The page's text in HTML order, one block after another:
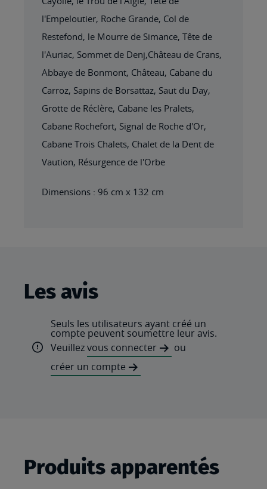
l'Empeloutier, Roche Grande, Col de
Restefond, le Mourre de Simance, Tête de
l'Auriac, Sommet de Denj,Château de Crans,
Abbaye de Bonmont, Château, Cabane du
Carroz, Sapins de Borsattaz, Saut du Day,
Grotte de Réclère, Cabane les Pralets,
Cabane Rochefort, Signal de Roche d'Or,
Cabane Trois Chalets, Chalet de la Dent de
Vaution, Résurgence de l'Orbe
Dimensions : 96 cm x 132 cm
Les avis
Seuls les utilisateurs ayant créé un
compte peuvent soumettre leur avis.
Veuillezvous connecter
ou
créer un compte
Produits apparentés